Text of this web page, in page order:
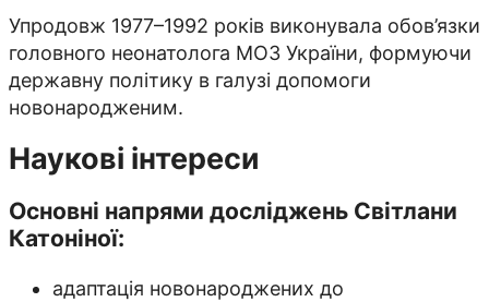
Упродовж 1977–1992 років виконувала обов’язки
головного неонатолога МОЗ України, формуючи
державну політику в галузі допомоги
новонародженим.
Наукові інтереси
Основні напрями досліджень Світлани
Катоніної:
адаптація новонароджених до